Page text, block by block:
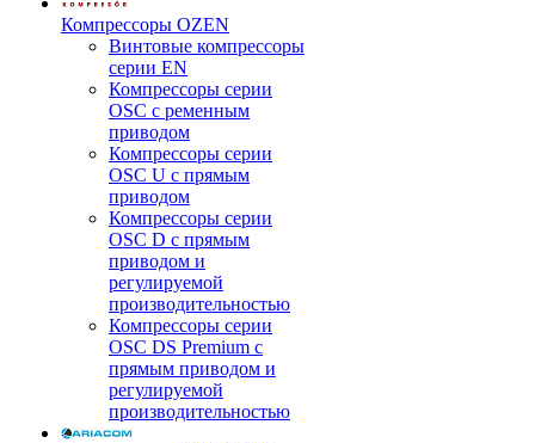
Компрессоры OZEN
Винтовые компрессоры
серии EN
Компрессоры серии
OSC с ременным
приводом
Компрессоры серии
OSC U с прямым
приводом
Компрессоры серии
OSC D с прямым
приводом и
регулируемой
производительностью
Компрессоры серии
OSC DS Premium с
прямым приводом и
регулируемой
производительностью